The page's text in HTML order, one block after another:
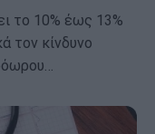
το 10% έως 13%
τον κίνδυνο